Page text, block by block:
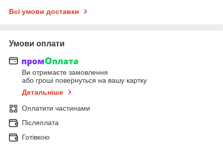
Всі умови доставки
Умови оплати
Ви отримаєте замовлення
або гроші повернуться на вашу картку
Детальніше
Оплатити частинами
Післяплата
Готівкою